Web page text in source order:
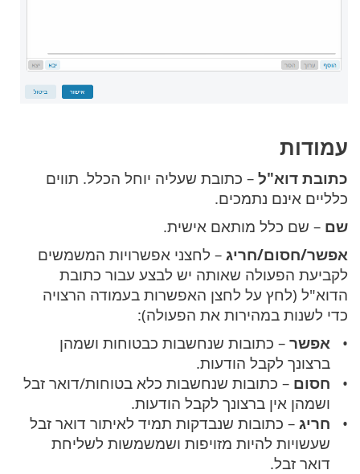
עמודות
כתובת דוא"ל – כתובת שעליה יוחל הכלל. תווים
כלליים אינם נתמכים.
שם – שם כלל מותאם אישית.
אפשר/חסום/חריג – לחצני אפשרויות המשמשים
לקביעת הפעולה שאותה יש לבצע עבור כתובת
הדוא"ל (לחץ על לחצן האפשרות בעמודה הרצויה
כדי לשנות במהירות את הפעולה):
אפשר – כתובות שנחשבות כבטוחות ושמהן
ברצונך לקבל הודעות.
חסום – כתובות שנחשבות כלא בטוחות/דואר זבל
ושמהן אין ברצונך לקבל הודעות.
חריג – כתובות שנבדקות תמיד לאיתור דואר זבל
שעשויות להיות מזויפות ושמשמשות לשליחת
דואר זבל.